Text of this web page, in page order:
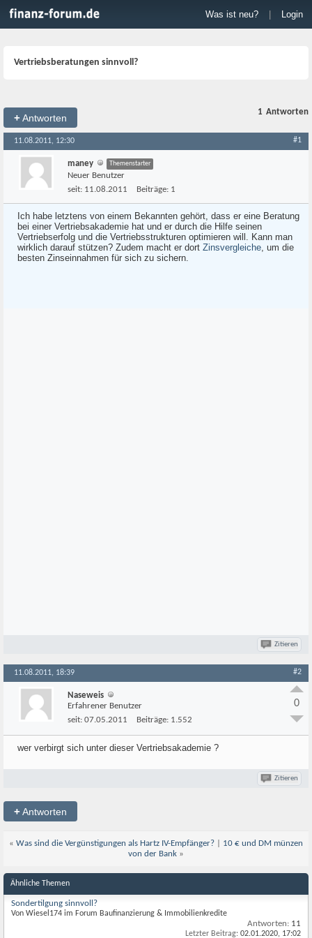
Was ist neu? Login
Vertriebsberatungen sinnvoll?
+Antworten
1 Antworten
11.08.2011, 12:30 #1
maney Themenstarter
Neuer Benutzer
seit: 11.08.2011 Beiträge: 1
Ich habe letztens von einem Bekannten gehört, dass er eine Beratung
bei einer Vertriebsakademie hat und er durch die Hilfe seinen
Vertriebserfolg und die Vertriebsstrukturen optimieren will. Kann man
wirklich darauf stützen? Zudem macht er dort Zinsvergleiche, um die
besten Zinseinnahmen für sich zu sichern.
Zitieren
11.08.2011, 18:39 #2
Naseweis
Erfahrener Benutzer
seit: 07.05.2011 Beiträge: 1.552
0
wer verbirgt sich unter dieser Vertriebsakademie ?
Zitieren
+Antworten
« Was sind die Vergünstigungen als Hartz IV-Empfänger?
10 € und DM münzen
von der Bank »
Ähnliche Themen
Sondertilgung sinnvoll?
Von Wiesel174 im Forum Baufinanzierung & Immobilienkredite
Antworten: 11
Letzter Beitrag: 02.01.2020, 17:02